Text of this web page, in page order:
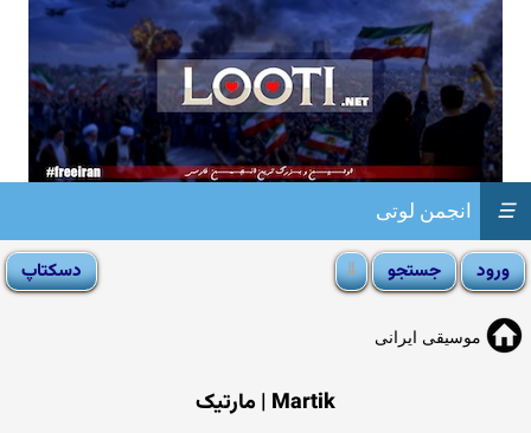
انجمن لوتی ☰
موسیقی ایرانی
Martik | مارتیک